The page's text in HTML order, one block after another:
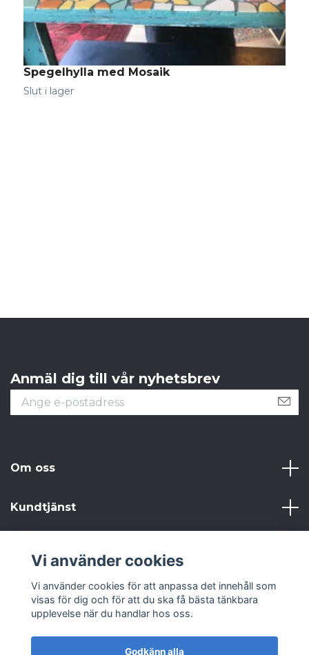
Spegelhylla med Mosaik
Slut i lager
Anmäl dig till vår nyhetsbrev
Om oss
Kundtjänst
Sociala medier
Vi använder cookies
Vi använder cookies för att anpassa det innehåll som
visas för dig och för att du ska få bästa tänkbara
upplevelse när du handlar hos oss.
Godkänn alla